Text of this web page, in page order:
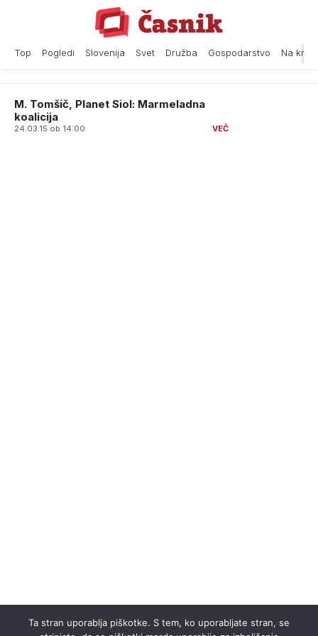
Top Pogledi Slovenija Svet Družba Gospodarstvo Na
M. Tomšič, Planet Siol: Marmeladna
koalicija
24.03.15 ob 14:00
Ta stran uporablja piškotke. S tem, ko uporabljate stran, se